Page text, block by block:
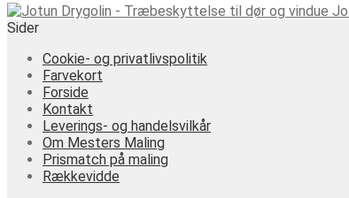
på
varesiden
har
Sider
Cookie- og privatlivspolitik
Farvekort
Forside
Kontakt
Leverings- og handelsvilkår
Om Mesters Maling
Prismatch på maling
Rækkevidde